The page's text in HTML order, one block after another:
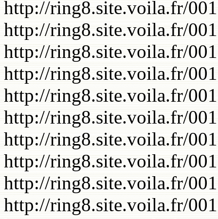
http://ring8.site.voila.fr/
http://ring8.site.voila.fr/
http://ring8.site.voila.fr/
http://ring8.site.voila.fr/
http://ring8.site.voila.fr/
http://ring8.site.voila.fr/
http://ring8.site.voila.fr/
http://ring8.site.voila.fr/
http://ring8.site.voila.fr/
http://ring8.site.voila.fr/